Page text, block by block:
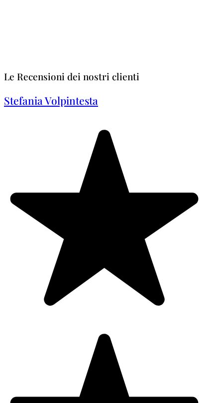
Le Recensioni dei nostri clienti
Stefania Volpintesta